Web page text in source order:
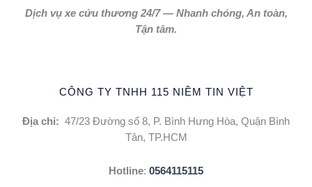
Dịch vụ xe cứu thương 24/7 — Nhanh chóng, An toàn,
Tận tâm.
CÔNG TY TNHH 115 NIỀM TIN VIỆT
Địa chỉ: 47/23 Đường số 8, P. Bình Hưng Hòa, Quận Bình
Tân, TP.HCM
Hotline: 0564115115